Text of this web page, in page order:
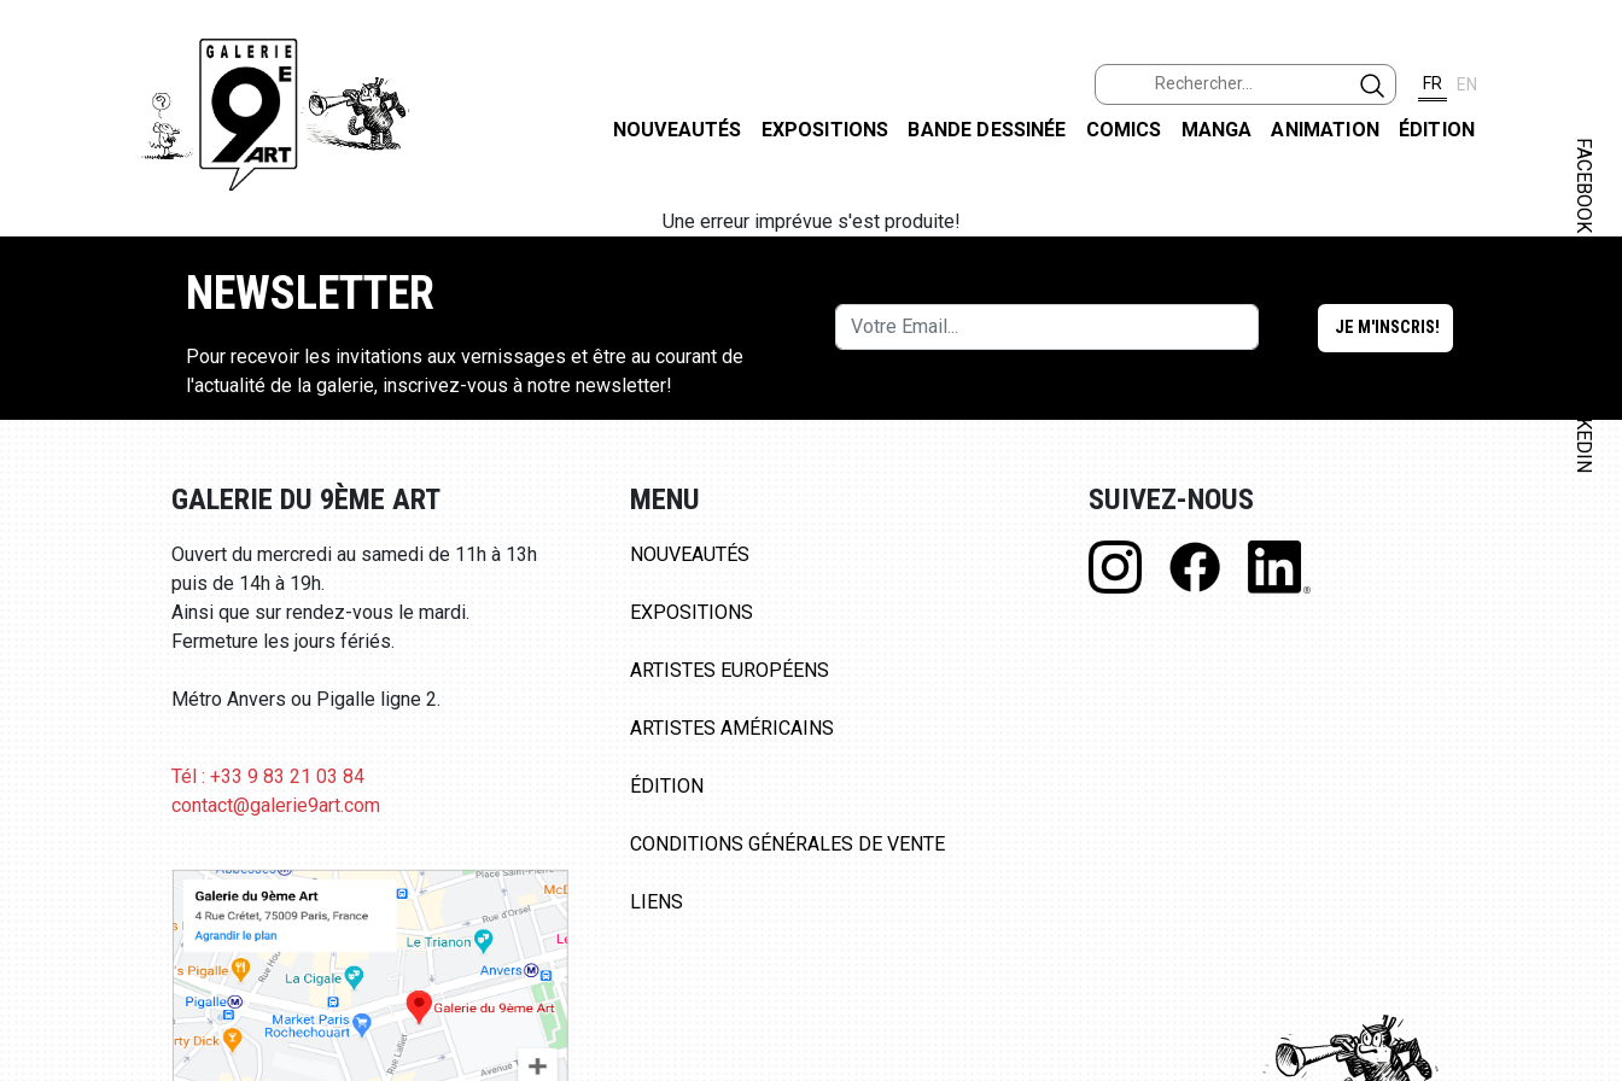
FR EN
NOUVEAUTÉS EXPOSITIONS BANDE DESSINÉE COMICS MANGA ANIMATION ÉDITION
FACEBOOK
LINKEDIN
Une erreur imprévue s'est produite!
NEWSLETTER
Pour recevoir les invitations aux vernissages et être au courant de
l'actualité de la galerie, inscrivez-vous à notre newsletter!
GALERIE DU 9ÈME ART
Ouvert du mercredi au samedi de 11h à 13h
puis de 14h à 19h.
Ainsi que sur rendez-vous le mardi.
Fermeture les jours fériés.
Métro Anvers ou Pigalle ligne 2.
Tél : +33 9 83 21 03 84
contact@galerie9art.com
MENU
NOUVEAUTÉS
EXPOSITIONS
ARTISTES EUROPÉENS
ARTISTES AMÉRICAINS
ÉDITION
CONDITIONS GÉNÉRALES DE VENTE
LIENS
SUIVEZ-NOUS